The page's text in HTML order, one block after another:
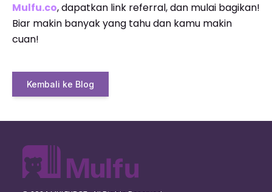
Mulfu.co, dapatkan link referral, dan mulai bagikan!
Biar makin banyak yang tahu dan kamu makin
cuan!
Kembali ke Blog